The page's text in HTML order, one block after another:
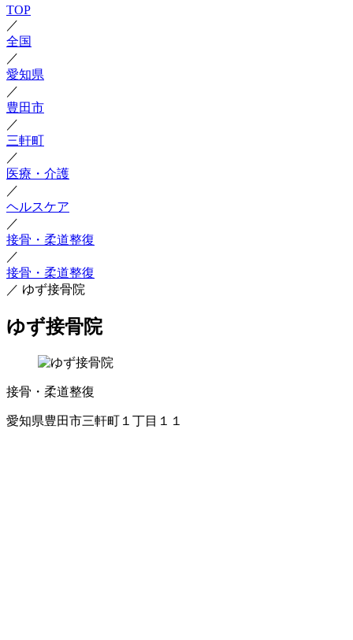
TOP
／
全国
／
愛知県
／
豊田市
／
三軒町
／
医療・介護
／
ヘルスケア
／
接骨・柔道整復
／
接骨・柔道整復
／ ゆず接骨院
ゆず接骨院
接骨・柔道整復
愛知県豊田市三軒町１丁目１１